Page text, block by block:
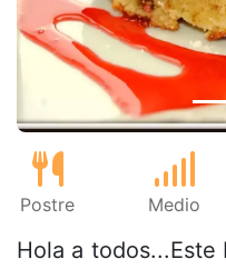
Postre Medio
Hola a